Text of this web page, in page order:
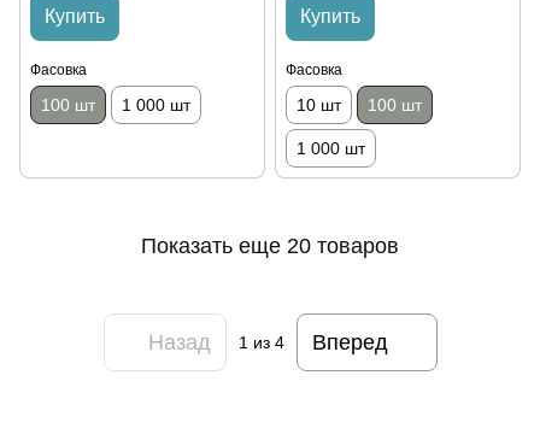
Купить
Фасовка
100 шт 1 000 шт
Купить
Фасовка
10 шт 100 шт
1 000 шт
Показать еще 20 товаров
Назад 1из 4 Вперед